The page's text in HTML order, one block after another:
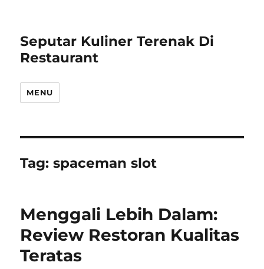
Seputar Kuliner Terenak Di
Restaurant
MENU
Tag:spaceman slot
Menggali Lebih Dalam:
Review Restoran Kualitas
Teratas